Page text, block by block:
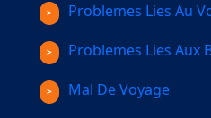
Problemes Lies Au
Problemes Lies Aux
Mal De Voyage